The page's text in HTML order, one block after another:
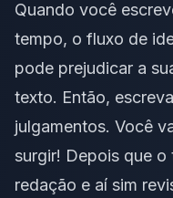
Quando você
tempo, o fluxo de
pode prejudicar a
texto. Então,
julgamentos. Você
surgir! Depois que
redação e aí sim